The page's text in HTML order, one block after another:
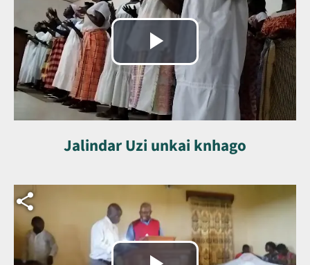
Reproduzir
vídeo
Jalindar Uzi unkai knhago
Arquivo de vídeo